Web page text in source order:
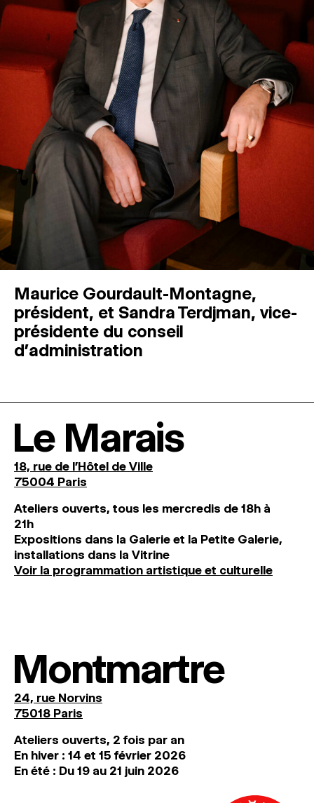
Maurice Gourdault-Montagne,
président, et Sandra Terdjman, vice-
présidente du conseil
d’administration
Le Marais
18, rue de l'Hôtel de Ville
75004 Paris
Ateliers ouverts, tous les mercredis de 18h à
21h
Expositions dans la Galerie et la Petite Galerie,
installations dans la Vitrine
Voir la programmation artistique et culturelle
Montmartre
24, rue Norvins
75018 Paris
Ateliers ouverts, 2 fois par an
En hiver : 14 et 15 février 2026
En été : Du 19 au 21 juin 2026